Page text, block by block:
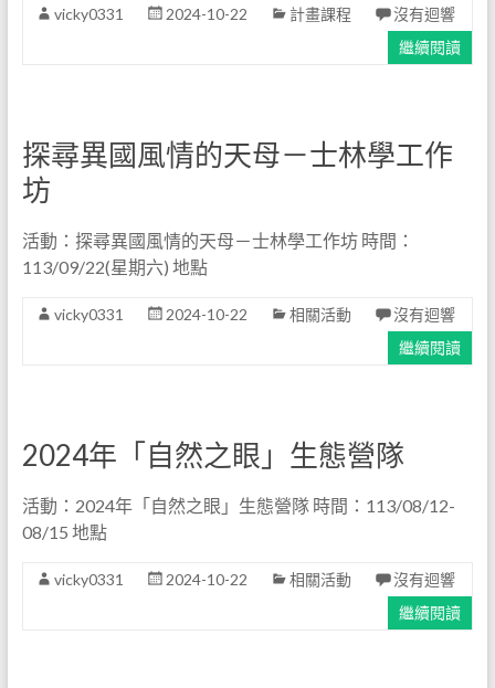
vicky0331 2024-10-22 計畫課程
沒有迴響
繼續閱讀
探尋異國風情的天母－士林學工作
坊
活動：探尋異國風情的天母－士林學工作坊 時間：
113/09/22(星期六) 地點
vicky0331 2024-10-22 相關活動
沒有迴響
繼續閱讀
2024年「自然之眼」生態營隊
活動：2024年「自然之眼」生態營隊 時間：113/08/12-
08/15 地點
vicky0331 2024-10-22 相關活動
沒有迴響
繼續閱讀